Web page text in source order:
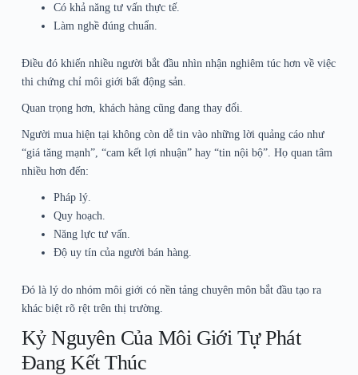
Có khả năng tư vấn thực tế.
Làm nghề đúng chuẩn.
Điều đó khiến nhiều người bắt đầu nhìn nhận nghiêm túc hơn về việc
thi chứng chỉ môi giới bất động sản.
Quan trọng hơn, khách hàng cũng đang thay đổi.
Người mua hiện tại không còn dễ tin vào những lời quảng cáo như
“giá tăng mạnh”, “cam kết lợi nhuận” hay “tin nội bộ”. Họ quan tâm
nhiều hơn đến:
Pháp lý.
Quy hoạch.
Năng lực tư vấn.
Độ uy tín của người bán hàng.
Đó là lý do nhóm môi giới có nền tảng chuyên môn bắt đầu tạo ra
khác biệt rõ rệt trên thị trường.
Kỷ Nguyên Của Môi Giới Tự Phát
Đang Kết Thúc